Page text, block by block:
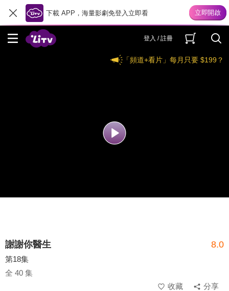
下載 APP，海量影劇免登入立即看
登入 / 註冊
「頻道+看片」每月只要 $199？
謝謝你醫生 8.0
第18集
全 40 集
收藏
分享